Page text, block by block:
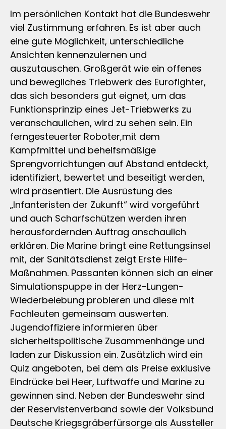
Im persönlichen Kontakt hat die Bundeswehr
viel Zustimmung erfahren. Es ist aber auch
eine gute Möglichkeit, unterschiedliche
Ansichten kennenzulernen und
auszutauschen. Großgerät wie ein offenes
und bewegliches Triebwerk des Eurofighter,
das sich besonders gut eignet, um das
Funktionsprinzip eines Jet-Triebwerks zu
veranschaulichen, wird zu sehen sein. Ein
ferngesteuerter Roboter,mit dem
Kampfmittel und behelfsmäßige
Sprengvorrichtungen auf Abstand entdeckt,
identifiziert, bewertet und beseitigt werden,
wird präsentiert. Die Ausrüstung des
„Infanteristen der Zukunft“ wird vorgeführt
und auch Scharfschützen werden ihren
herausfordernden Auftrag anschaulich
erklären. Die Marine bringt eine Rettungsinsel
mit, der Sanitätsdienst zeigt Erste Hilfe-
Maßnahmen. Passanten können sich an einer
Simulationspuppe in der Herz-Lungen-
Wiederbelebung probieren und diese mit
Fachleuten gemeinsam auswerten.
Jugendoffiziere informieren über
sicherheitspolitische Zusammenhänge und
laden zur Diskussion ein. Zusätzlich wird ein
Quiz angeboten, bei dem als Preise exklusive
Eindrücke bei Heer, Luftwaffe und Marine zu
gewinnen sind. Neben der Bundeswehr sind
der Reservistenverband sowie der Volksbund
Deutsche Kriegsgräberfürsorge als Aussteller